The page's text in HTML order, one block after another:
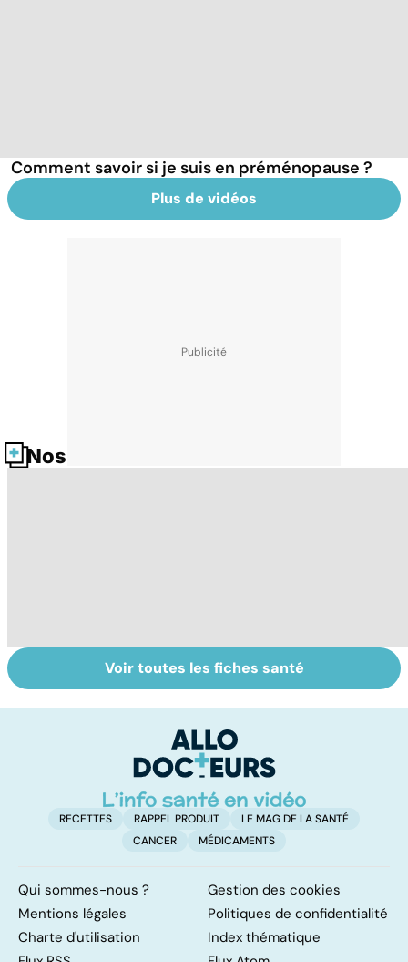
Comment savoir si je suis en préménopause ?
Plus de vidéos
Nos fiches santé
Automne-hiver,
le temps de la
Comment tenir
ses bonnes
Voir toutes les fiches santé
RECETTES RAPPEL PRODUIT
LE MAG DE LA SANTÉ
CANCER
MÉDICAMENTS
Qui sommes-nous ?
Gestion des cookies
Mentions légales
Politiques de confidentialité
Charte d'utilisation
Index thématique